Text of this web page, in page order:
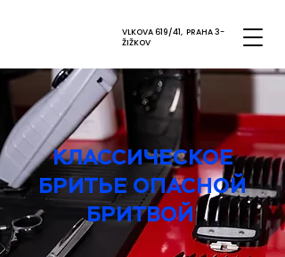
VLKOVA 619/41, PRAHA 3-
ŽIŽKOV
КЛАССИЧЕСКОЕ
БРИТЬЕ ОПАСНОЙ
БРИТВОЙ